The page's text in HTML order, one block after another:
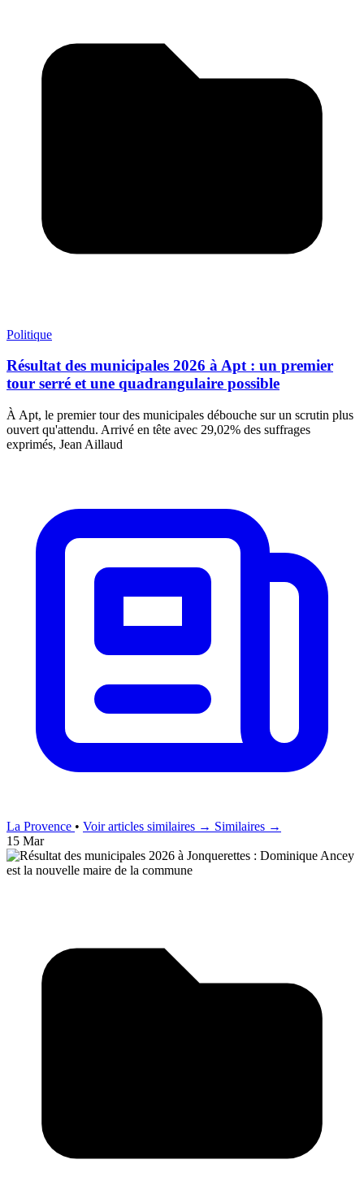
Politique
Résultat des municipales 2026 à Apt : un premier
tour serré et une quadrangulaire possible
À Apt, le premier tour des municipales débouche sur un scrutin plus
ouvert qu'attendu. Arrivé en tête avec 29,02% des suffrages
exprimés, Jean Aillaud
La Provence • Voir articles similaires → Similaires →
15 Mar